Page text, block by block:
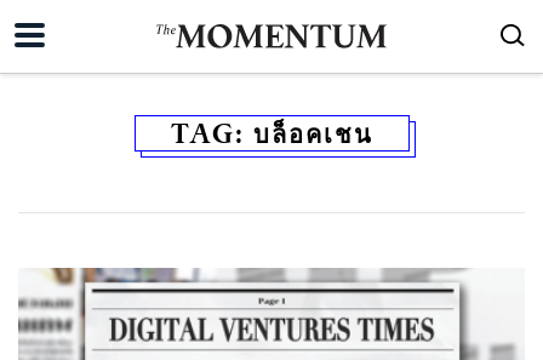
TAG: บล็อคเชน